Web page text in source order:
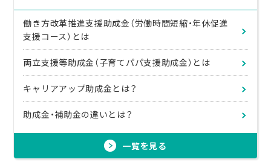
働き方改革推進支援助成金（労働時間短縮・年休促進
支援コース）とは
両立支援等助成金（子育てパパ支援助成金）とは
キャリアアップ助成金とは？
助成金・補助金の違いとは？
一覧を見る